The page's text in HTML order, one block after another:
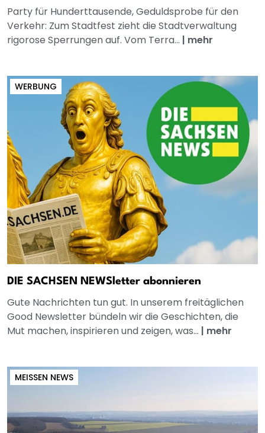
Party für Hunderttausende, Geduldsprobe für den
Verkehr: Zum Stadtfest zieht die Stadtverwaltung
rigorose Sperrungen auf. Vom Terra... | mehr
WERBUNG
DIE SACHSEN NEWSletter abonnieren
Gute Nachrichten tun gut. In unserem freitäglichen
Good Newsletter bündeln wir die Geschichten, die
Mut machen, inspirieren und zeigen, was... | mehr
MEISSEN NEWS